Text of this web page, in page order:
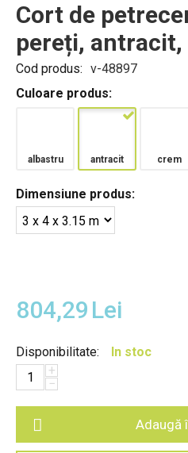
Cort de
pereți, antracit,
Cod produs: v-48897
Culoare produs:
albastru antracit crem
Dimensiune produs:
804,29 Lei
Disponibilitate:
In stoc
+
−
Adaugă